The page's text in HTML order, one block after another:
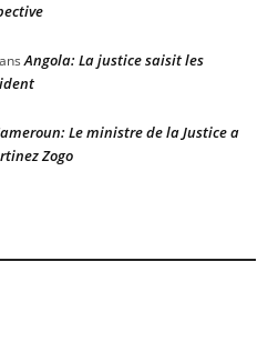
Angola: La justice saisit les
Le ministre de la Justice a
Zogo